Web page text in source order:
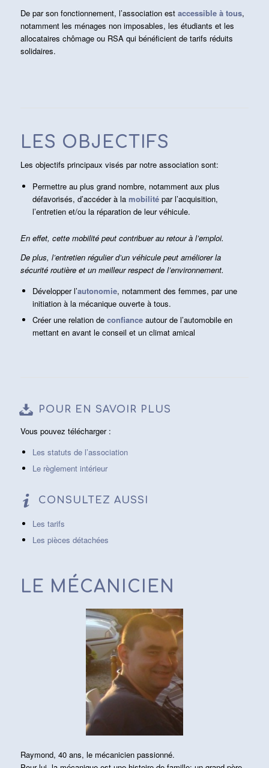
De par son fonctionnement, l’association est accessible à tous,
notamment les ménages non imposables, les étudiants et les
allocataires chômage ou RSA qui bénéficient de tarifs réduits
solidaires.
LES OBJECTIFS
Les objectifs principaux visés par notre association sont:
Permettre au plus grand nombre, notamment aux plus
défavorisés, d’accéder à la mobilité par l’acquisition,
l’entretien et/ou la réparation de leur véhicule.
En effet, cette mobilité peut contribuer au retour à l’emploi.
De plus, l’entretien régulier d’un véhicule peut améliorer la
sécurité routière et un meilleur respect de l’environnement.
Développer l’autonomie, notamment des femmes, par une
initiation à la mécanique ouverte à tous.
Créer une relation de confiance autour de l’automobile en
mettant en avant le conseil et un climat amical
POUR EN SAVOIR PLUS
Vous pouvez télécharger :
Les statuts de l’association
Le règlement intérieur
CONSULTEZ AUSSI
Les tarifs
Les pièces détachées
LE MÉCANICIEN
Raymond, 40 ans, le mécanicien passionné.